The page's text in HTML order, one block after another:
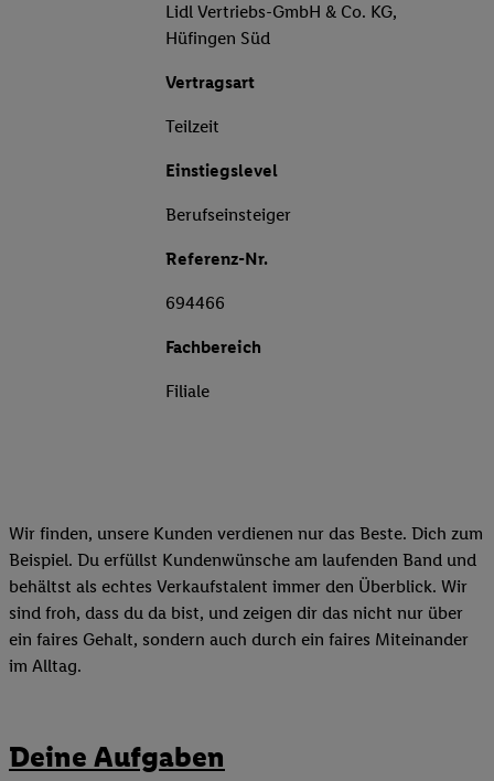
Lidl Vertriebs-GmbH & Co. KG,
Hüfingen Süd
Vertragsart
Teilzeit
Einstiegslevel
Berufseinsteiger
Referenz-Nr.
694466
Fachbereich
Filiale
Wir finden, unsere Kunden verdienen nur das Beste. Dich zum
Beispiel. Du erfüllst Kundenwünsche am laufenden Band und
behältst als echtes Verkaufstalent immer den Überblick. Wir
sind froh, dass du da bist, und zeigen dir das nicht nur über
ein faires Gehalt, sondern auch durch ein faires Miteinander
im Alltag.
Deine Aufgaben